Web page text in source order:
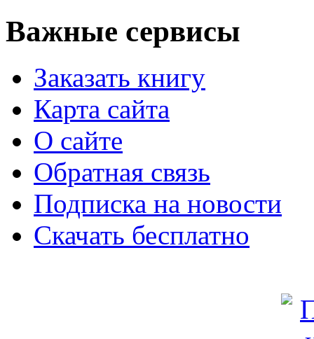
Важные сервисы
Заказать книгу
Карта сайта
О сайте
Обратная связь
Подписка на новости
Скачать бесплатно